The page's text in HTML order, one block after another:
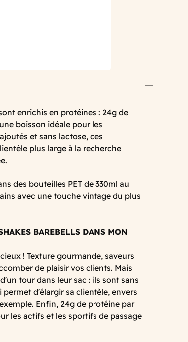
enrichis en protéines : 24g de
boisson idéale pour les
et sans lactose, ces
plus large à la recherche
des bouteilles PET de 330ml au
avec une touche vintage du plus
BAREBELLS DANS MON
! Texture gourmande, saveurs
de plaisir vos clients. Mais
tour dans leur sac : ils sont sans
d'élargir sa clientèle, envers
Enfin, 24g de protéine par
les actifs et les sportifs de passage